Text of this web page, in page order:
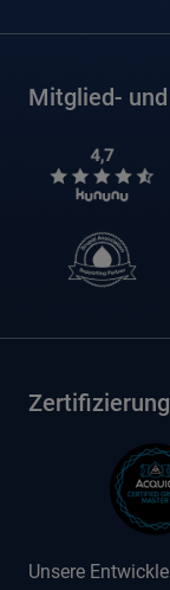
Mitglied-
Unsere